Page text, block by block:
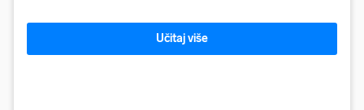
Učitaj više